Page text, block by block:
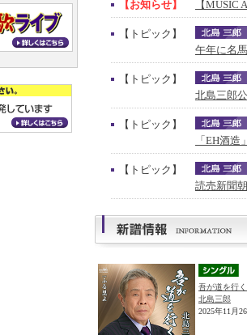
【お知らせ】 【MUSIC
【トピック】
午年に名
【トピック】
北島三郎
【トピック】
「EH酒
【トピック】
読売新聞
吾が道を行く
北島三郎
2025年11月